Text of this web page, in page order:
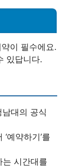
이 필수에요.
있답니다.
남대의 공식
예약하기’를
는 시간대를